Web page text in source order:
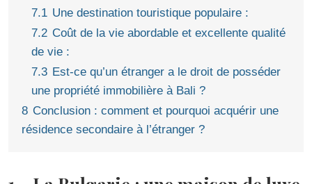
7.1 Une destination touristique populaire :
7.2 Coût de la vie abordable et excellente qualité
de vie :
7.3 Est-ce qu’un étranger a le droit de posséder
une propriété immobilière à Bali ?
8 Conclusion : comment et pourquoi acquérir une
résidence secondaire à l’étranger ?